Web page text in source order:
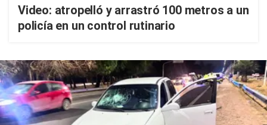
Video: atropelló y arrastró 100 metros a un
policía en un control rutinario